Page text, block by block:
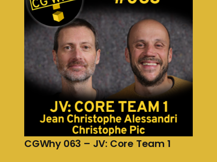
CGWhy 063 – JV: Core Team 1